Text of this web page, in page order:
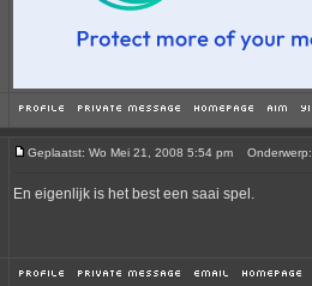
Geplaatst: Wo Mei 21, 2008 5:54 pm Onderwerp:
En eigenlijk is het best een saai spel.